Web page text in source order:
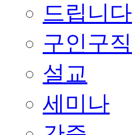
드립니다
구인구직
설교
세미나